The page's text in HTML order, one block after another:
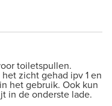
toiletspullen.
zicht gehad ipv 1 en
het gebruik. Ook kun
in de onderste lade.